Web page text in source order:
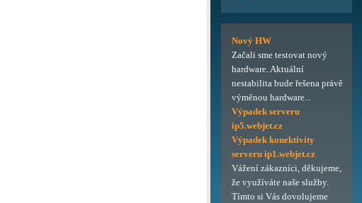
Nový HW
Začali sme testovat nový
hardware. Aktuální
nestabilita bude řešena právě
výměnou hardware...
Výpadek serveru
ip5.webjet.cz
Výpadek konektivity
serveru ip1.webjet.cz
Vážení zákazníci, děkujeme,
že využíváte naše služby.
Tímto si Vás dovolujeme